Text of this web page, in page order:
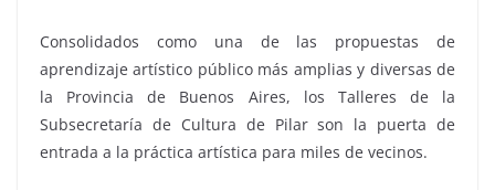
Consolidados como una de las propuestas de
aprendizaje artístico público más amplias y diversas de
la Provincia de Buenos Aires, los Talleres de la
Subsecretaría de Cultura de Pilar son la puerta de
entrada a la práctica artística para miles de vecinos.